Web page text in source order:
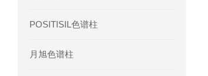
POSITISIL色谱柱
月旭色谱柱